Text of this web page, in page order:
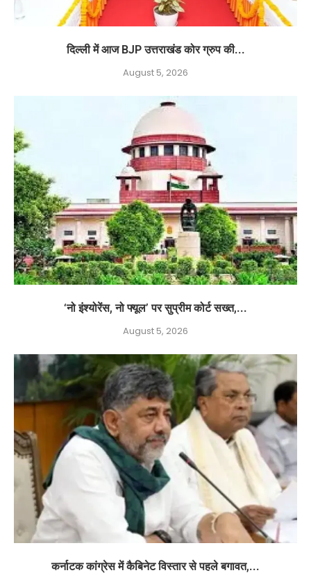
दिल्ली में आज BJP उत्तराखंड कोर ग्रुप की...
August 5, 2026
‘नो इंश्योरेंस, नो फ्यूल’ पर सुप्रीम कोर्ट सख्त,...
August 5, 2026
कर्नाटक कांग्रेस में कैबिनेट विस्तार से पहले बगावत,...